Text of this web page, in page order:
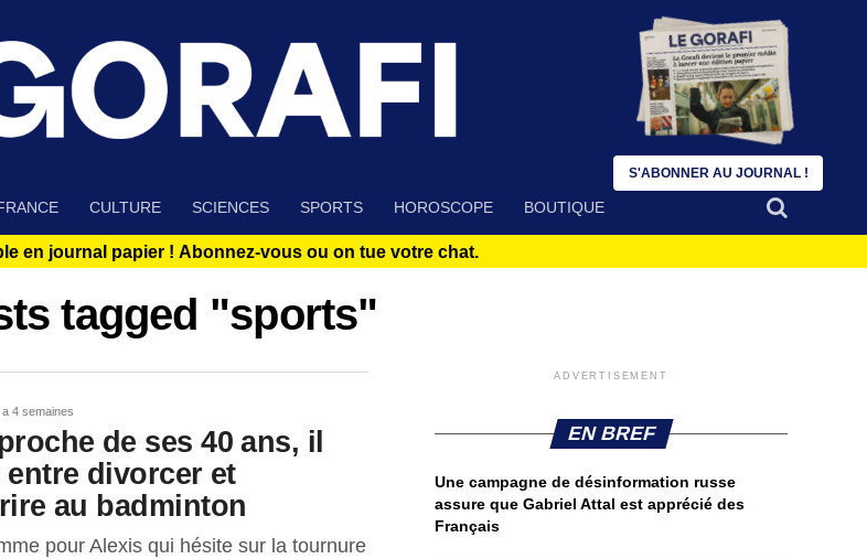
CULTURE SCIENCES SPORTS HOROSCOPE BOUTIQUE
en journal papier ! Abonnez-vous ou on tue votre chat.
tagged "sports"
a 4 semaines
de ses 40 ans, il
entre divorcer et
au badminton
pour Alexis qui hésite sur la tournure
ADVERTISEMENT
EN BREF
Une campagne de désinformation russe
assure que Gabriel Attal est apprécié des
Français
S'ABONNER AU JOURNAL !